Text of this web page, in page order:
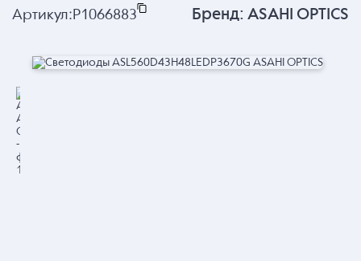
Артикул: P1066883 Бренд: ASAHI OPTICS